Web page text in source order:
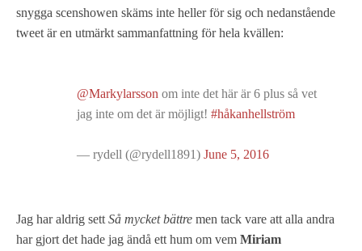
snygga scenshowen skäms inte heller för sig och nedanstående
tweet är en utmärkt sammanfattning för hela kvällen:
@Markylarsson om inte det här är 6 plus så vet
jag inte om det är möjligt! #håkanhellström
— rydell (@rydell1891) June 5, 2016
Jag har aldrig sett Så mycket bättre men tack vare att alla andra
har gjort det hade jag ändå ett hum om vem Miriam